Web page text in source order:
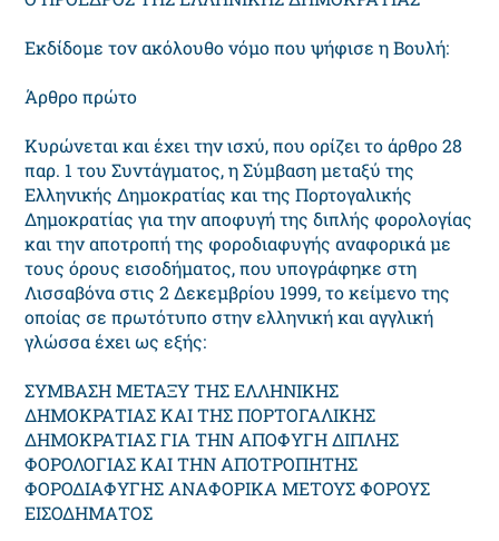
Εκδίδομε τον ακόλουθο νόμο που ψήφισε η Βουλή:
Άρθρο πρώτο
Κυρώνεται και έχει την ισχύ, που ορίζει το άρθρο 28
παρ. 1 του Συντάγματος, η Σύμβαση μεταξύ της
Ελληνικής Δημοκρατίας και της Πορτογαλικής
Δημοκρατίας για την αποφυγή της διπλής φορολογίας
και την αποτροπή της φοροδιαφυγής αναφορικά με
τους όρους εισοδήματος, που υπογράφηκε στη
Λισσαβόνα στις 2 Δεκεμβρίου 1999, το κείμενο της
οποίας σε πρωτότυπο στην ελληνική και αγγλική
γλώσσα έχει ως εξής:
ΣΥΜΒΑΣΗ ΜΕΤΑΞΥ ΤΗΣ ΕΛΛΗΝΙΚΗΣ
ΔΗΜΟΚΡΑΤΙΑΣ ΚΑΙ ΤΗΣ ΠΟΡΤΟΓΑΛΙΚΗΣ
ΔΗΜΟΚΡΑΤΙΑΣ ΓΙΑ ΤΗΝ AΠΟΦΥΓH ΔΙΠΛΗΣ
ΦΟΡΟΛΟΓΙΑΣ ΚΑΙ ΤΗΝ ΑΠΟΤΡΟΠΗΤΗΣ
ΦΟΡΟΔIΑΦΥΓΗΣ ΑΝΑΦΟΡΙΚΑ ΜΕΤΟΥΣ ΦΟΡΟΥΣ
ΕΙΣΟΔΗΜΑΤΟΣ